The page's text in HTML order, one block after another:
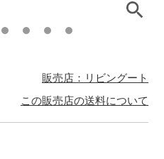
販売店：リビングート
この販売店の送料について